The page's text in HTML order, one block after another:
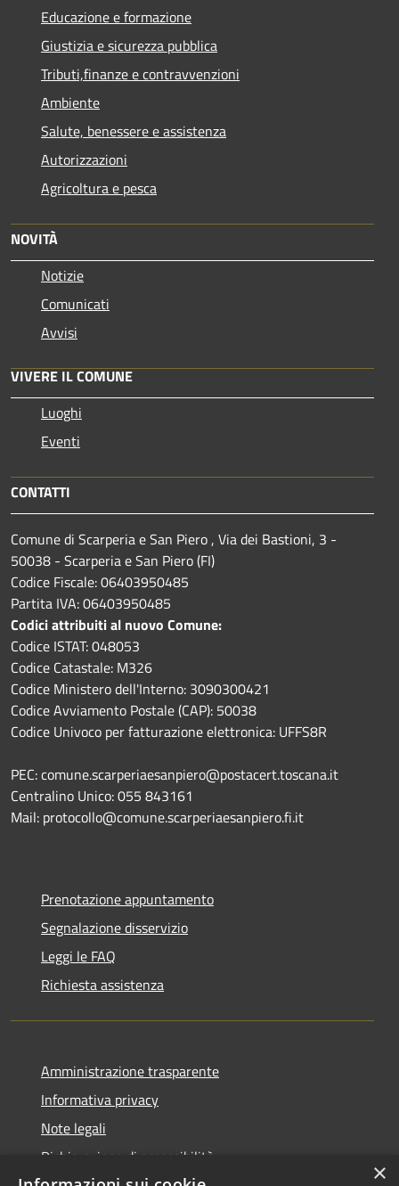
Educazione e formazione
Giustizia e sicurezza pubblica
Tributi,finanze e contravvenzioni
Ambiente
Salute, benessere e assistenza
Autorizzazioni
Agricoltura e pesca
NOVITÀ
Notizie
Comunicati
Avvisi
VIVERE IL COMUNE
Luoghi
Eventi
CONTATTI
Comune di Scarperia e San Piero , Via dei Bastioni, 3 -
50038 - Scarperia e San Piero (FI)
Codice Fiscale: 06403950485
Partita IVA: 06403950485
Codici attribuiti al nuovo Comune:
Codice ISTAT: 048053
Codice Catastale: M326
Codice Ministero dell'Interno: 3090300421
Codice Avviamento Postale (CAP): 50038
Codice Univoco per fatturazione elettronica: UFFS8R
PEC: comune.scarperiaesanpiero@postacert.toscana.it
Centralino Unico: 055 843161
Mail: protocollo@comune.scarperiaesanpiero.fi.it
Prenotazione appuntamento
Segnalazione disservizio
Leggi le FAQ
Richiesta assistenza
Amministrazione trasparente
Informativa privacy
Note legali
Dichiarazione di accessibilità
×